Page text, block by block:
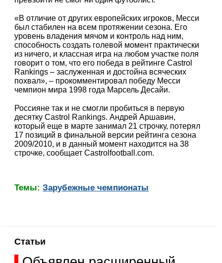
«В отличие от других европейских игроков, Месси
был стабилен на всем протяжении сезона. Его
уровень владения мячом и контроль над ним,
способность создать голевой момент практически
из ничего, и классная игра на любом участке поля
говорит о том, что его победа в рейтинге Castrol
Rankings – заслуженная и достойна всяческих
похвал», – прокомментировал победу Месси
чемпион мира 1998 года Марсель Десайи.
Россияне так и не смогли пробиться в первую
десятку Castrol Rankings. Андрей Аршавин,
который еще в марте занимал 21 строчку, потерял
17 позиций в финальной версии рейтинга сезона
2009/2010, и в данный момент находится на 38
строчке, сообщает Castrolfootball.com.
Темы:Зарубежные чемпионаты
Статьи